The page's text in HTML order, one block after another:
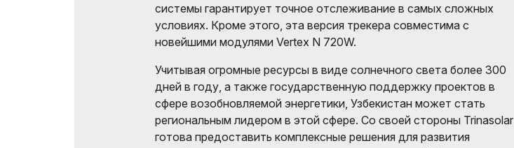
системы гарантирует точное отслеживание в самых сложных
условиях. Кроме этого, эта версия трекера совместима с
новейшими модулями Vertex N 720W.
Учитывая огромные ресурсы в виде солнечного света более 300
дней в году, а также государственную поддержку проектов в
сфере возобновляемой энергетики, Узбекистан может стать
региональным лидером в этой сфере. Со своей стороны Trinasolar
готова предоставить комплексные решения для развития